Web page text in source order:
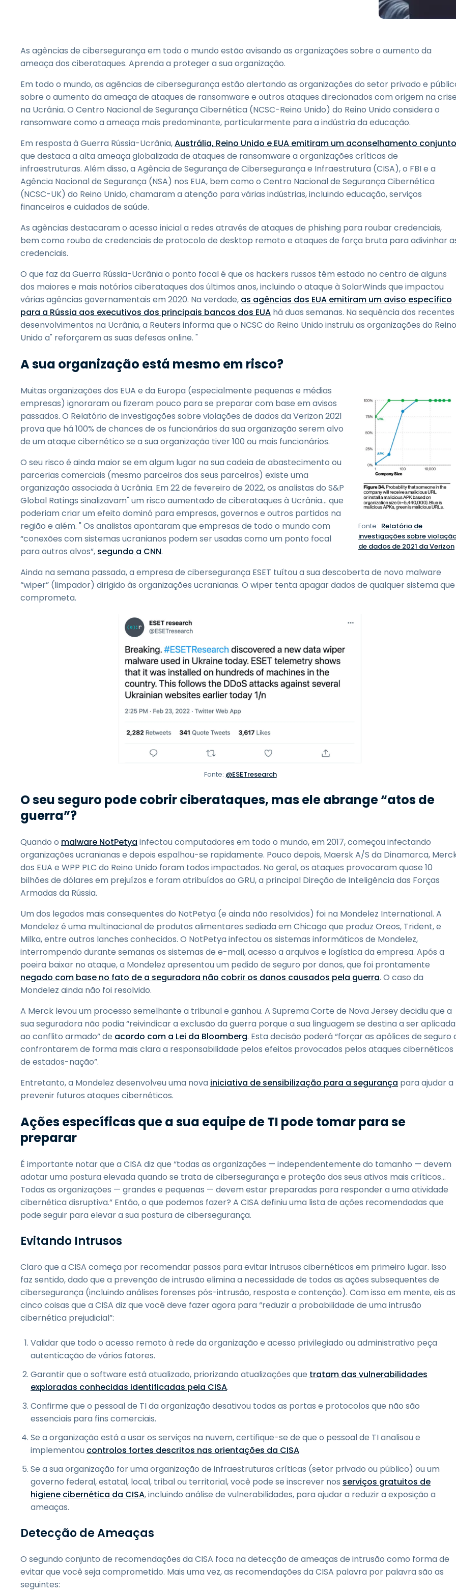
a Wacom
Segurança de Endpoint
Explore Todas as
Necessidades
Explore
As agências de cibersegurança em todo o mundo estão avisando as organizações sobre o aumento da
ameaça dos ciberataques. Aprenda a proteger a sua organização.
Em todo o mundo, as agências de cibersegurança estão alertando as organizações do setor privado e
sobre o aumento da ameaça de ataques de ransomware e outros ataques direcionados com origem na
na Ucrânia. O Centro Nacional de Segurança Cibernética (NCSC-Reino Unido) do Reino Unido considera o
ransomware como a ameaça mais predominante, particularmente para a indústria da educação.
Em resposta à Guerra Rússia-Ucrânia,Austrália, Reino Unido e EUA emitiram um aconselhamento conjunto
que destaca a alta ameaça globalizada de ataques de ransomware a organizações críticas de
infraestruturas. Além disso, a Agência de Segurança de Cibersegurança e Infraestrutura (CISA), o FBI e a
Agência Nacional de Segurança (NSA) nos EUA, bem como o Centro Nacional de Segurança Cibernética
(NCSC-UK) do Reino Unido, chamaram a atenção para várias indústrias, incluindo educação, serviços
financeiros e cuidados de saúde.
As agências destacaram o acesso inicial a redes através de ataques de phishing para roubar credenciais,
bem como roubo de credenciais de protocolo de desktop remoto e ataques de força bruta para adivinhar
credenciais.
O que faz da Guerra Rússia-Ucrânia o ponto focal é que os hackers russos têm estado no centro de alguns
dos maiores e mais notórios ciberataques dos últimos anos, incluindo o ataque à SolarWinds que impactou
várias agências governamentais em 2020. Na verdade, as agências dos EUA emitiram um aviso específico
para a Rússia aos executivos dos principais bancos dos EUA há duas semanas. Na sequência dos recentes
desenvolvimentos na Ucrânia, a Reuters informa que o NCSC do Reino Unido instruiu as organizações do Reino
Unido a" reforçarem as suas defesas online. "
A sua organização está mesmo em risco?
Fonte: Relatório de
investigações sobre
de dados de 2021 da Verizon
Muitas organizações dos EUA e da Europa (especialmente pequenas e médias
empresas) ignoraram ou fizeram pouco para se preparar com base em avisos
passados. O Relatório de investigações sobre violações de dados da Verizon 2021
prova que há 100% de chances de os funcionários da sua organização serem alvo
de um ataque cibernético se a sua organização tiver 100 ou mais funcionários.
O seu risco é ainda maior se em algum lugar na sua cadeia de abastecimento ou
parcerias comerciais (mesmo parceiros dos seus parceiros) existe uma
organização associada à Ucrânia. Em 22 de fevereiro de 2022, os analistas do S&P
Global Ratings sinalizavam" um risco aumentado de ciberataques à Ucrânia... que
poderiam criar um efeito dominó para empresas, governos e outros partidos na
região e além. " Os analistas apontaram que empresas de todo o mundo com
“conexões com sistemas ucranianos podem ser usadas como um ponto focal
para outros alvos”, segundo a CNN.
Ainda na semana passada, a empresa de cibersegurança ESET tuítou a sua descoberta de novo malware
“wiper” (limpador) dirigido às organizações ucranianas. O wiper tenta apagar dados de qualquer sistema que
comprometa.
Fonte: @ESETresearch
O seu seguro pode cobrir ciberataques, mas ele abrange “atos de
guerra”?
Quando o malware NotPetya infectou computadores em todo o mundo, em 2017, começou infectando
organizações ucranianas e depois espalhou-se rapidamente. Pouco depois, Maersk A/S da Dinamarca,
dos EUA e WPP PLC do Reino Unido foram todos impactados. No geral, os ataques provocaram quase 10
bilhões de dólares em prejuízos e foram atribuídos ao GRU, a principal Direção de Inteligência das Forças
Armadas da Rússia.
Um dos legados mais consequentes do NotPetya (e ainda não resolvidos) foi na Mondelez International. A
Mondelez é uma multinacional de produtos alimentares sediada em Chicago que produz Oreos, Trident, e
Milka, entre outros lanches conhecidos. O NotPetya infectou os sistemas informáticos de Mondelez,
interrompendo durante semanas os sistemas de e-mail, acesso a arquivos e logística da empresa. Após a
poeira baixar no ataque, a Mondelez apresentou um pedido de seguro por danos, que foi prontamente
negado com base no fato de a seguradora não cobrir os danos causados pela guerra. O caso da
Mondelez ainda não foi resolvido.
A Merck levou um processo semelhante a tribunal e ganhou. A Suprema Corte de Nova Jersey decidiu que a
sua seguradora não podia “reivindicar a exclusão da guerra porque a sua linguagem se destina a ser aplicada
ao conflito armado” de acordo com a Lei da Bloomberg. Esta decisão poderá “forçar as apólices de seguro
confrontarem de forma mais clara a responsabilidade pelos efeitos provocados pelos ataques cibernéticos
de estados-nação”.
Entretanto, a Mondelez desenvolveu uma nova iniciativa de sensibilização para a segurança para ajudar a
prevenir futuros ataques cibernéticos.
Ações específicas que a sua equipe de TI pode tomar para se
preparar
É importante notar que a CISA diz que “todas as organizações — independentemente do tamanho — devem
adotar uma postura elevada quando se trata de cibersegurança e proteção dos seus ativos mais críticos...
Todas as organizações — grandes e pequenas — devem estar preparadas para responder a uma atividade
cibernética disruptiva.” Então, o que podemos fazer? A CISA definiu uma lista de ações recomendadas que
pode seguir para elevar a sua postura de cibersegurança.
Evitando Intrusos
Claro que a CISA começa por recomendar passos para evitar intrusos cibernéticos em primeiro lugar. Isso
faz sentido, dado que a prevenção de intrusão elimina a necessidade de todas as ações subsequentes de
cibersegurança (incluindo análises forenses pós-intrusão, resposta e contenção). Com isso em mente, eis as
cinco coisas que a CISA diz que você deve fazer agora para “reduzir a probabilidade de uma intrusão
cibernética prejudicial”:
Validar que todo o acesso remoto à rede da organização e acesso privilegiado ou administrativo peça
autenticação de vários fatores.
Garantir que o software está atualizado, priorizando atualizações que tratam das vulnerabilidades
exploradas conhecidas identificadas pela CISA.
Confirme que o pessoal de TI da organização desativou todas as portas e protocolos que não são
essenciais para fins comerciais.
Se a organização está a usar os serviços na nuvem, certifique-se de que o pessoal de TI analisou e
implementou controlos fortes descritos nas orientações da CISA
Se a sua organização for uma organização de infraestruturas críticas (setor privado ou público) ou um
governo federal, estatal, local, tribal ou territorial, você pode se inscrever nos serviços gratuitos de
higiene cibernética da CISA, incluindo análise de vulnerabilidades, para ajudar a reduzir a exposição a
ameaças.
Detecção de Ameaças
O segundo conjunto de recomendações da CISA foca na detecção de ameaças de intrusão como forma de
evitar que você seja comprometido. Mais uma vez, as recomendações da CISA palavra por palavra são as
seguintes: